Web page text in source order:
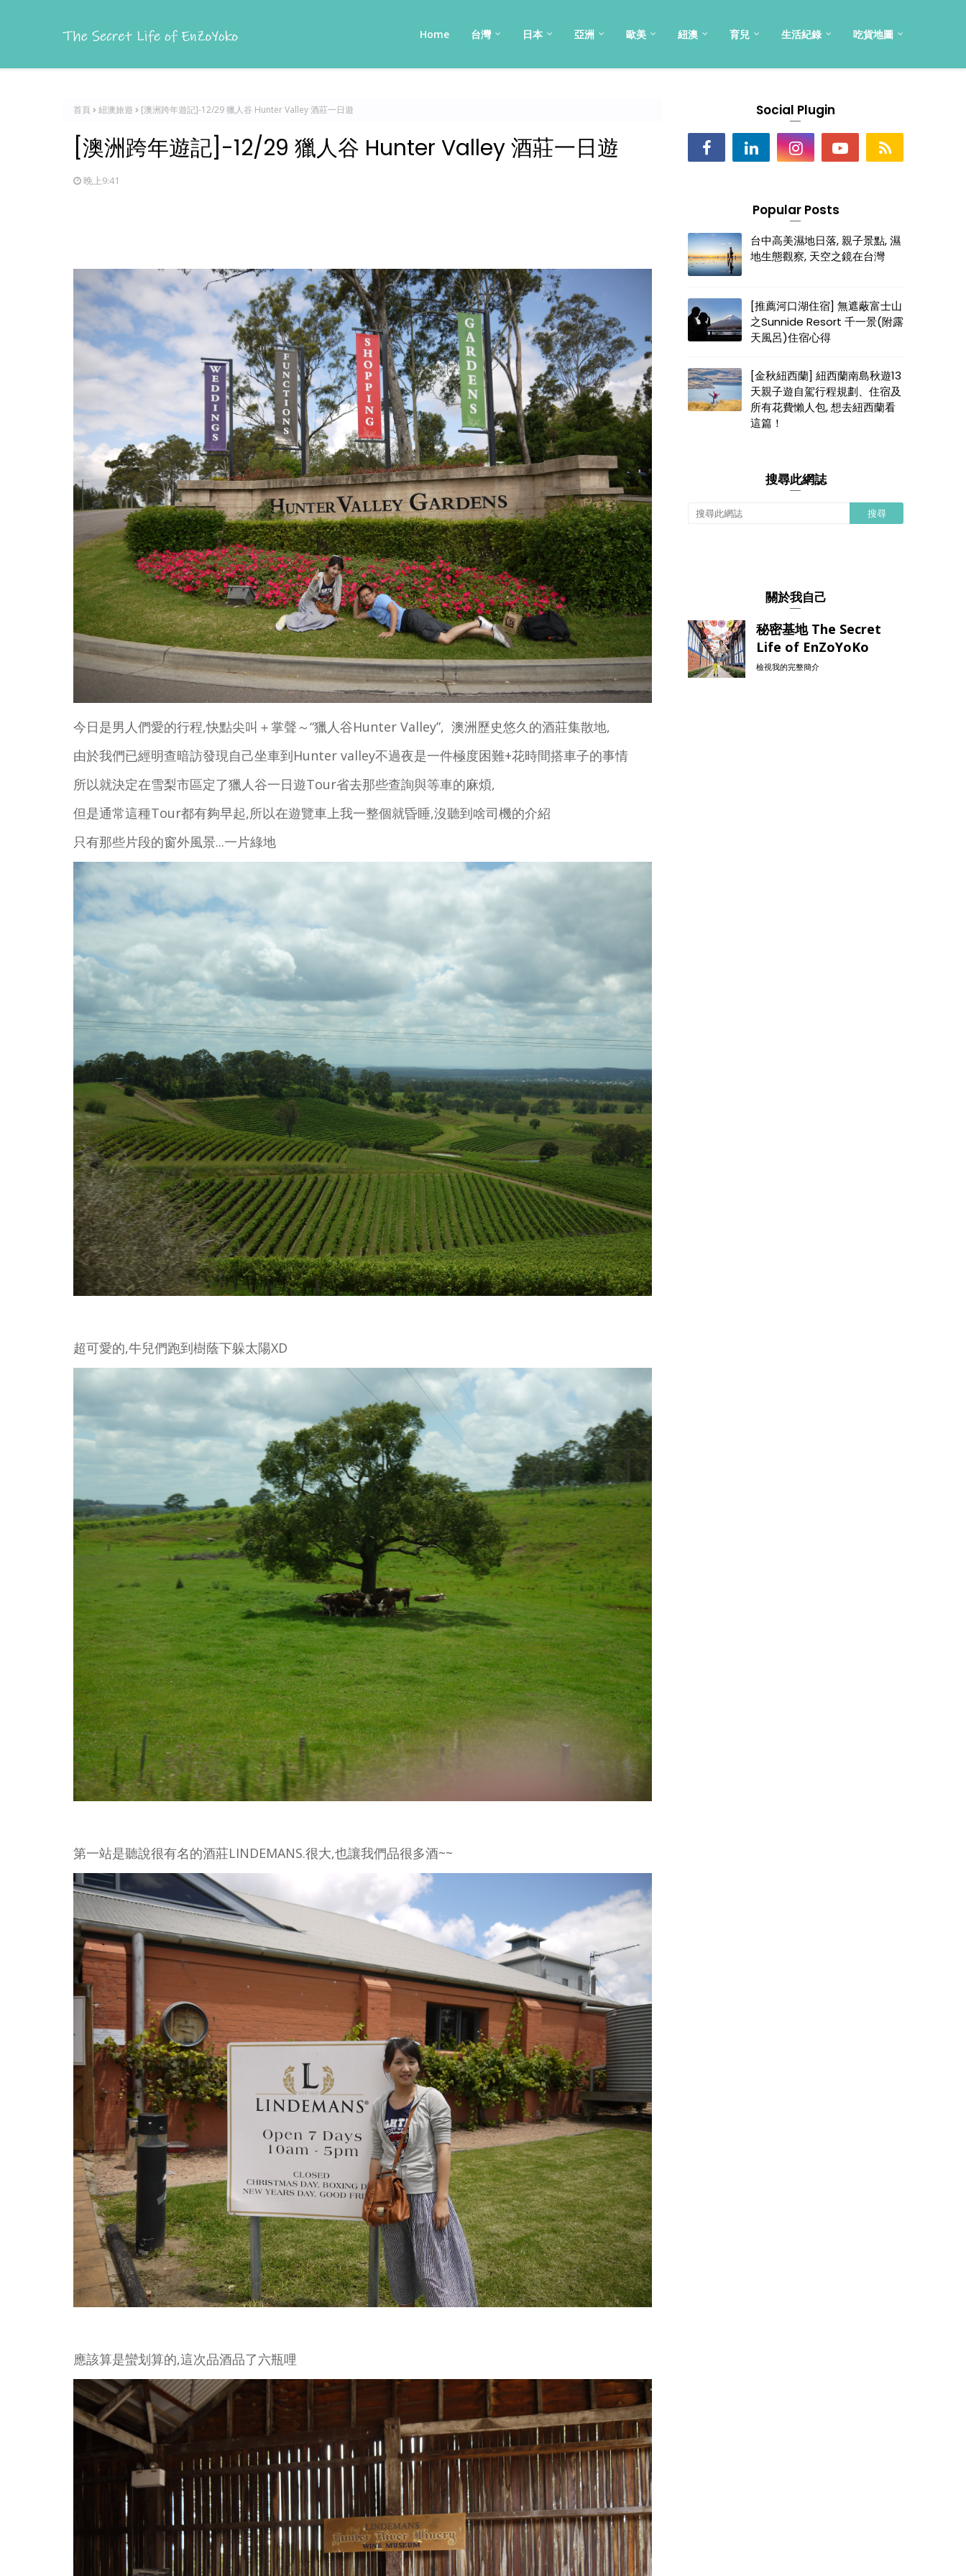
Home 台灣 日本 亞洲 歐美 紐澳 育兒 生活紀錄 吃貨地圖
首頁 紐澳旅遊 [澳洲跨年遊記]-12/29 獵人谷 Hunter Valley 酒莊一日遊
[澳洲跨年遊記]-12/29 獵人谷 Hunter Valley 酒莊一日遊
晚上9:41
今日是男人們愛的行程,快點尖叫＋掌聲～“獵人谷Hunter Valley”, 澳洲歷史悠久的酒莊集散地,
由於我們已經明查暗訪發現自己坐車到Hunter valley不過夜是一件極度困難+花時間搭車子的事情
所以就決定在雪梨市區定了獵人谷一日遊Tour省去那些查詢與等車的麻煩,
但是通常這種Tour都有夠早起,所以在遊覽車上我一整個就昏睡,沒聽到啥司機的介紹
只有那些片段的窗外風景...一片綠地
超可愛的,牛兒們跑到樹蔭下躲太陽XD
第一站是聽說很有名的酒莊LINDEMANS.很大,也讓我們品很多酒~~
應該算是蠻划算的,這次品酒品了六瓶哩
Social Plugin
Popular Posts
台中高美濕地日落, 親子景點, 濕
地生態觀察, 天空之鏡在台灣
[推薦河口湖住宿] 無遮蔽富士山
之Sunnide Resort 千一景(附露
天風呂)住宿心得
[金秋紐西蘭] 紐西蘭南島秋遊13
天親子遊自駕行程規劃、住宿及
所有花費懶人包, 想去紐西蘭看
這篇！
搜尋此網誌
關於我自己
秘密基地 The Secret
Life of EnZoYoKo
檢視我的完整簡介